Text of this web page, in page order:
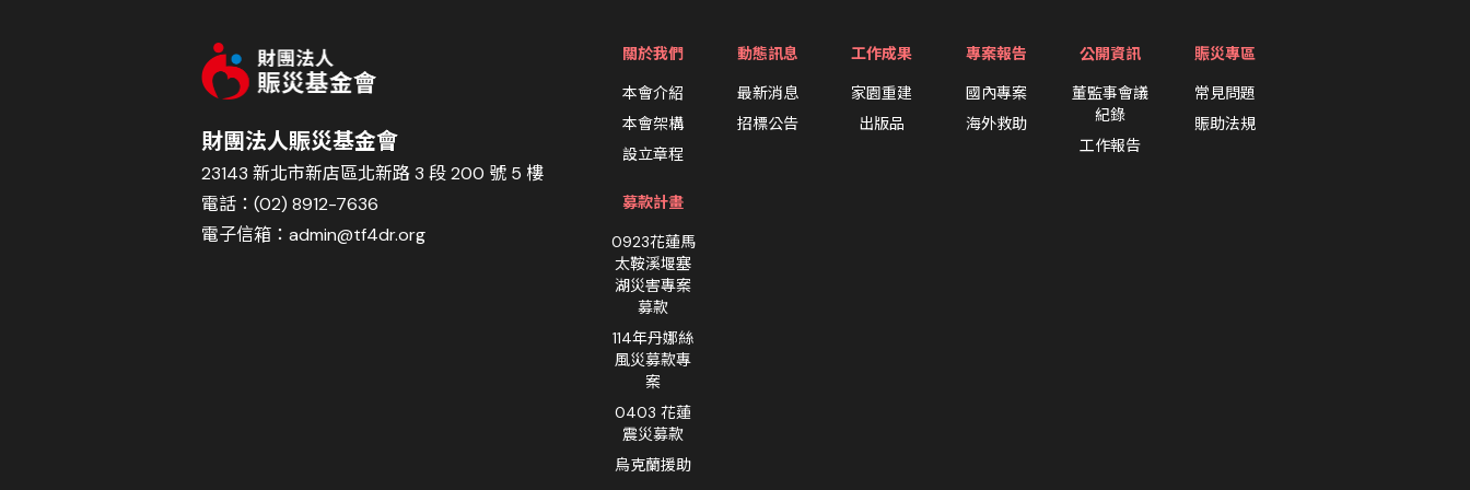
財團法人賑災基金會
23143 新北市新店區北新路 3 段 200 號 5 樓
電話：(02) 8912-7636
電子信箱： admin@tf4dr.org
關於我們
本會介紹
本會架構
設立章程
動態訊息
最新消息
招標公告
工作成果
家園重建
出版品
專案報告
國內專案
海外救助
公開資訊
董監事會議
紀錄
工作報告
賑災專區
常見問題
賑助法規
募款計畫
0923花蓮馬
太鞍溪堰塞
湖災害專案
募款
114年丹娜絲
風災募款專
案
0403 花蓮
震災募款
烏克蘭援助